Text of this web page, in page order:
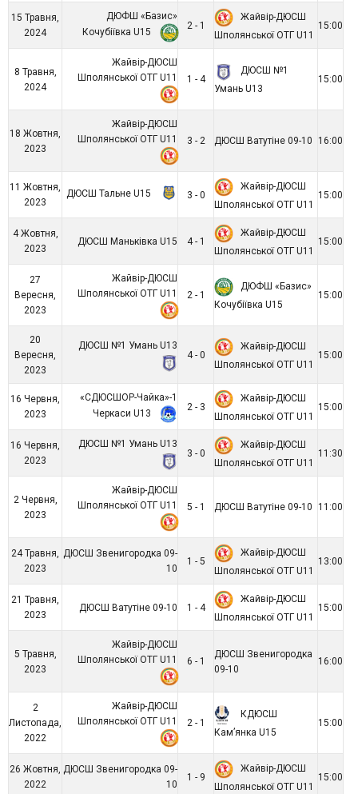
15 Травня,
2024
ДЮФШ «Базис»
Кочубіївка U15
2 - 1
Жайвір-ДЮСШ
Шполянської ОТГ U11
15:00
8 Травня,
2024
Жайвір-ДЮСШ
Шполянської ОТГ U11
1 - 4
ДЮСШ №1
Умань U13
15:00
18 Жовтня,
2023
Жайвір-ДЮСШ
Шполянської ОТГ U11
3 - 2 ДЮСШ Ватутіне 09-10 16:00
11 Жовтня,
2023
ДЮСШ Тальне U15 3 - 0
Жайвір-ДЮСШ
Шполянської ОТГ U11
15:00
4 Жовтня,
2023
ДЮСШ Маньківка U15 4 - 1
Жайвір-ДЮСШ
Шполянської ОТГ U11
15:00
27
Вересня,
2023
Жайвір-ДЮСШ
Шполянської ОТГ U11
2 - 1
ДЮФШ «Базис»
Кочубіївка U15
15:00
20
Вересня,
2023
ДЮСШ №1 Умань U13
4 - 0
Жайвір-ДЮСШ
Шполянської ОТГ U11
15:00
16 Червня,
2023
«СДЮСШОР-Чайка»-1
Черкаси U13
2 - 3
Жайвір-ДЮСШ
Шполянської ОТГ U11
15:00
16 Червня,
2023
ДЮСШ №1 Умань U13
3 - 0
Жайвір-ДЮСШ
Шполянської ОТГ U11
11:30
2 Червня,
2023
Жайвір-ДЮСШ
Шполянської ОТГ U11
5 - 1 ДЮСШ Ватутіне 09-10 11:00
24 Травня,
2023
ДЮСШ Звенигородка 09-
10
1 - 5
Жайвір-ДЮСШ
Шполянської ОТГ U11
13:00
21 Травня,
2023
ДЮСШ Ватутіне 09-10 1 - 4
Жайвір-ДЮСШ
Шполянської ОТГ U11
15:00
5 Травня,
2023
Жайвір-ДЮСШ
Шполянської ОТГ U11
6 - 1
ДЮСШ Звенигородка
09-10
16:00
2
Листопада,
2022
Жайвір-ДЮСШ
Шполянської ОТГ U11
2 - 1
КДЮСШ
Кам’янка U15
15:00
26 Жовтня,
2022
ДЮСШ Звенигородка 09-
10
1 - 9
Жайвір-ДЮСШ
Шполянської ОТГ U11
15:00